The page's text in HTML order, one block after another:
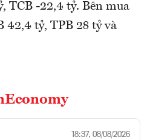
TCB -22,4 tỷ. Bên mua
42,4 tỷ, TPB 28 tỷ và
18:37, 08/08/2026